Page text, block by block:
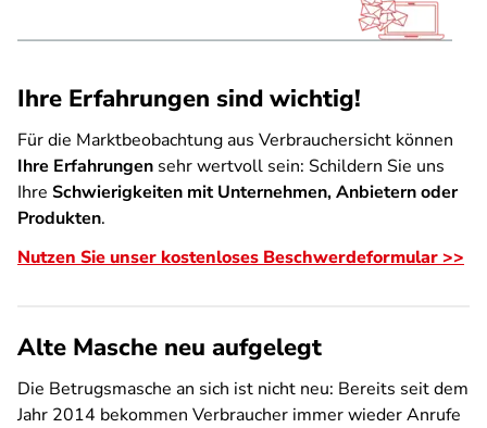
Ihre Erfahrungen sind wichtig!
Für die Marktbeobachtung aus Verbrauchersicht können
Ihre Erfahrungen sehr wertvoll sein: Schildern Sie uns
Ihre Schwierigkeiten mit Unternehmen, Anbietern oder
Produkten.
Nutzen Sie unser kostenloses Beschwerdeformular >>
Alte Masche neu aufgelegt
Die Betrugsmasche an sich ist nicht neu: Bereits seit dem
Jahr 2014 bekommen Verbraucher immer wieder Anrufe